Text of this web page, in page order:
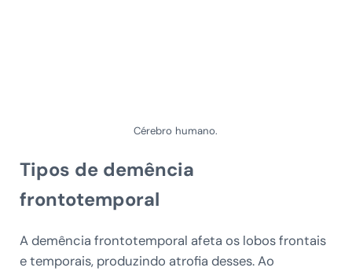
Cérebro humano.
Tipos de demência
frontotemporal
A demência frontotemporal afeta os lobos frontais
e temporais, produzindo atrofia desses. Ao